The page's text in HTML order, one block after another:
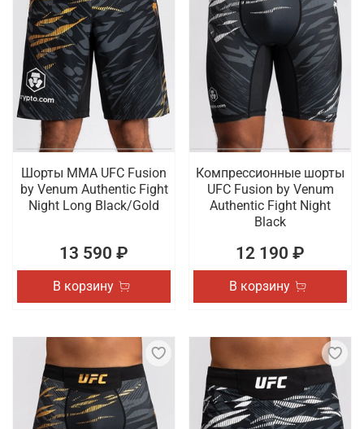
Шорты ММА UFC Fusion
by Venum Authentic Fight
Night Long Black/Gold
13 590 ₽
В корзину
Компрессионные шорты
UFC Fusion by Venum
Authentic Fight Night
Black
12 190 ₽
В корзину